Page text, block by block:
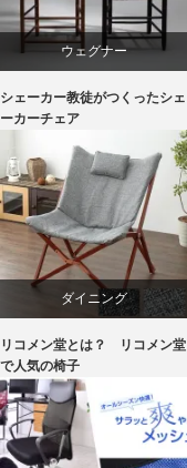
椅子
ウェグナー
ダイニング
パイン
ボーエ・モーエンセン
メープル
ライフスタイル
家具
シェーカー教徒がつくったシェ
ーカーチェア
ダイニング
パーソナルチェア
マーケティング
リコメン堂とは？ リコメン堂
で人気の椅子